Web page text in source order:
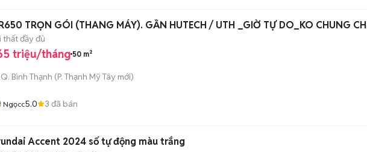
TRỌN GÓI (THANG MÁY). GẦN HUTECH / UTH _GIỜ TỰ DO_KO CHUNG
thất đầy đủ
triệu/tháng 50 m²
Q. Bình Thạnh (P. Thạnh Mỹ Tây mới)
Ngọcc5.0 3 đã bán
Accent 2024 số tự động màu trắng